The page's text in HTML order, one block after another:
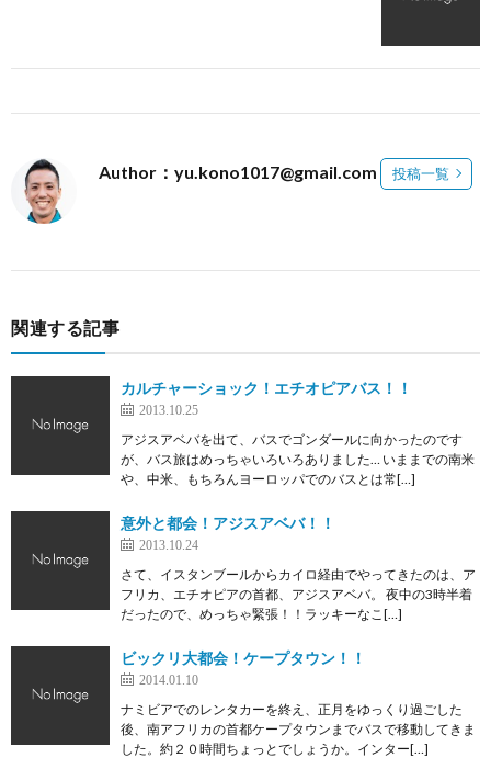
Author：yu.kono1017@gmail.com 投稿一覧
関連する記事
カルチャーショック！エチオピアバス！！
2013.10.25
アジスアベバを出て、バスでゴンダールに向かったのです
が、バス旅はめっちゃいろいろありました… いままでの南米
や、中米、もちろんヨーロッパでのバスとは常[…]
意外と都会！アジスアベバ！！
2013.10.24
さて、イスタンブールからカイロ経由でやってきたのは、ア
フリカ、エチオピアの首都、アジスアベバ。 夜中の3時半着
だったので、めっちゃ緊張！！ラッキーなこ[…]
ビックリ大都会！ケープタウン！！
2014.01.10
ナミビアでのレンタカーを終え、正月をゆっくり過ごした
後、南アフリカの首都ケープタウンまでバスで移動してきま
した。約２０時間ちょっとでしょうか。インター[…]